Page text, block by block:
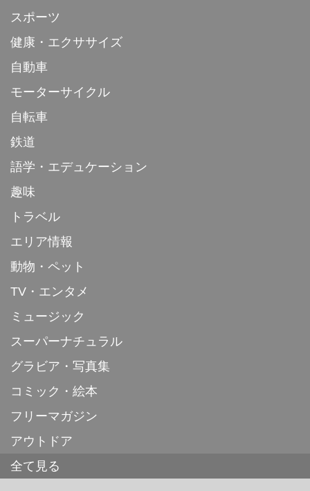
スポーツ
健康・エクササイズ
自動車
モーターサイクル
自転車
鉄道
語学・エデュケーション
趣味
トラベル
エリア情報
動物・ペット
TV・エンタメ
ミュージック
スーパーナチュラル
グラビア・写真集
コミック・絵本
フリーマガジン
アウトドア
全て見る